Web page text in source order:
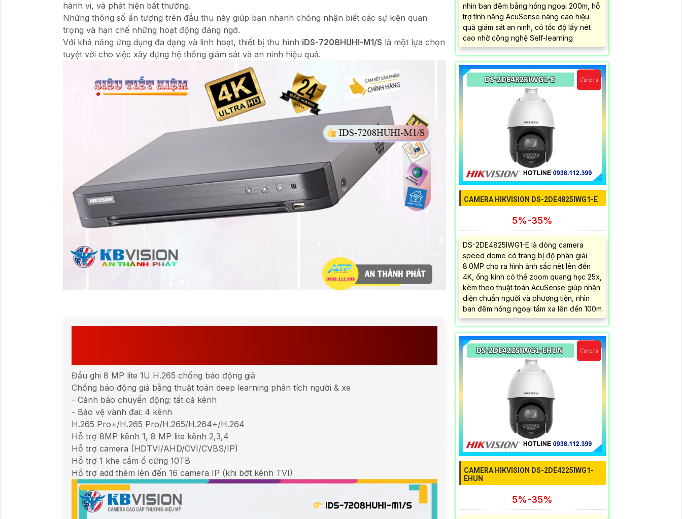
hành vi, và phát hiện bất thường.
Những thông số ấn tượng trên đầu thu này giúp bạn nhanh chóng nhận biết các sự kiện quan
trọng và hạn chế những hoạt động đáng ngờ.
Với khả năng ứng dụng đa dạng và linh hoạt, thiết bị thu hình iDS-7208HUHI-M1/S là một lựa chọn
tuyệt vời cho việc xây dựng hệ thống giám sát và an ninh hiệu quả.
Đầu ghi 8 MP lite 1U H.265 chống báo động giả
Chống báo động giả bằng thuật toán deep learning phân tích người & xe
- Cảnh báo chuyển động: tất cả kênh
- Bảo vệ vành đai: 4 kênh
H.265 Pro+/H.265 Pro/H.265/H.264+/H.264
Hỗ trợ 8MP kênh 1, 8 MP lite kênh 2,3,4
Hỗ trợ camera (HDTVI/AHD/CVI/CVBS/IP)
Hỗ trợ 1 khe cắm ổ cứng 10TB
Hỗ trợ add thêm lên đến 16 camera IP (khi bớt kênh TVI)
nhìn ban đêm bằng hồng ngoại 200m, hỗ
trợ tính năng AcuSense nâng cao hiệu
quả giám sát an ninh, có tốc độ lấy nét
cao nhờ công nghệ Self-learning
CAMERA HIKVISION DS-2DE4825IWG1-E
5%-35%
DS-2DE4825IWG1-E là dòng camera
speed dome có trang bị độ phân giải
8.0MP cho ra hình ảnh sắc nét lên đến
4K, ống kính có thể zoom quang học 25x,
kèm theo thuật toán AcuSense giúp nhận
diện chuẩn người và phương tiện, nhìn
ban đêm hồng ngoại tầm xa lên đến 100m
CAMERA HIKVISION DS-2DE4225IWG1-
EHUN
5%-35%